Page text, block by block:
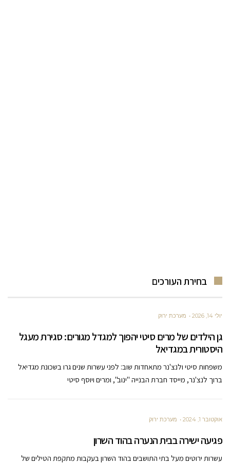
בחירת העורכים
יולי 14, 2026 מערכת ירוק
גן הילדים של מרים סיטי יהפוך למגדל מגורים: סגירת מעגל
היסטורית במגדיאל
משפחות סיטי ולנצ'נר מתאחדות שוב: לפני עשרות שנים גרו בשכונת מגדיאל
ברוך לנצ'נר, מייסד חברת הבנייה "ינוב", ומרים ויוסף סיטי
אוקטובר 1, 2024 מערכת ירוק
פגיעה ישירה בבית הנערה בהוד השרון
עשרות ירוטים מעל בתי התושבים בהוד השרון בעקבות מתקפת הטילים של